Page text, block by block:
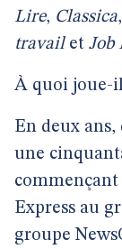
Lire, Classica,
travailet Job
À quoi joue-
En deux ans,
une
commençant
Express au
groupe